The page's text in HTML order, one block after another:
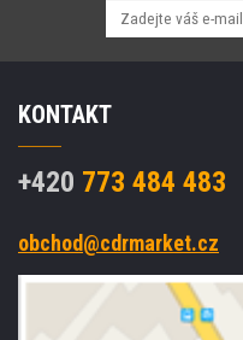
KONTAKT
+420 773 484 483
obchod@cdrmarket.cz